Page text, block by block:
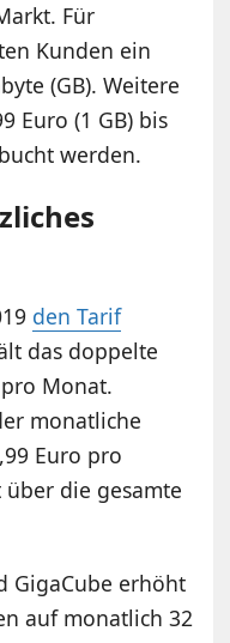
Für
Kunden ein
(GB). Weitere
Euro (1 GB) bis
werden.
den Tarif
das doppelte
Monat.
monatliche
Euro pro
die gesamte
GigaCube erhöht
auf monatlich 32